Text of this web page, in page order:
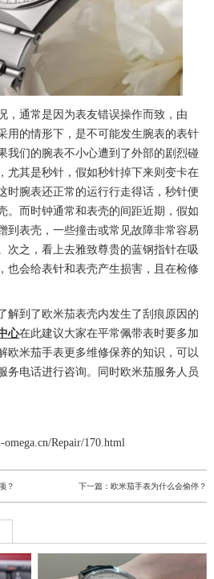
，通常是因为表友错误操作而致，由
用的情形下，是不可能发生腕表的表针
我们的腕表不小心遭到了外部的剧烈碰
尤其是秒针，假如秒针掉下来则变卡在
时腕表还正常的运行行走得话，秒针便
。而时钟通常和表壳的间距近期，假如
到表壳，一些撞击或常见故障非常容易
次之，看上去雅致尊贵的蓝钢指针在吸
也会给表针和表壳产生损害，且在检修
解到了欧米茄表壳内发生了刮痕原因的
心在此建议大家在平常佩带表时要多加
欧米茄手表更多维修保养的知识，可以
务电话进行咨询。同时欧米茄服务人员
Repair/170.html
？ 下一篇：欧米茄手表为什么会偷停？